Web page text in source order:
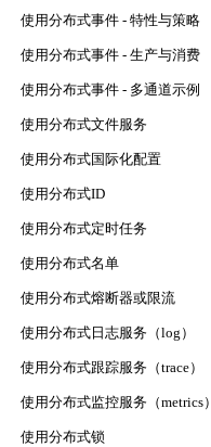
使用分布式事件 - 特性与策略
使用分布式事件 - 生产与消费
使用分布式事件 - 多通道示例
使用分布式文件服务
使用分布式国际化配置
使用分布式ID
使用分布式定时任务
使用分布式名单
使用分布式熔断器或限流
使用分布式日志服务（log）
使用分布式跟踪服务（trace）
使用分布式监控服务（metrics）
使用分布式锁